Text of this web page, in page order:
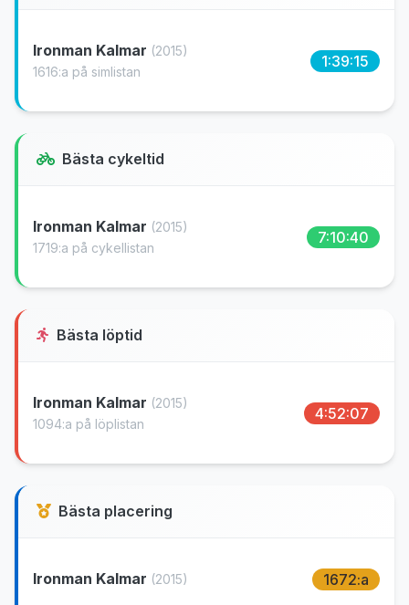
Ironman Kalmar (2015)
1616:a på simlistan
1:39:15
Bästa cykeltid
Ironman Kalmar (2015)
1719:a på cykellistan
7:10:40
Bästa löptid
Ironman Kalmar (2015)
1094:a på löplistan
4:52:07
Bästa placering
Ironman Kalmar (2015) 1672:a